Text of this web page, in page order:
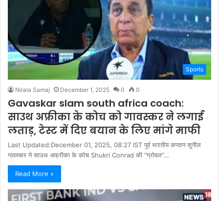
Sports
Nirala Samaj December 1, 2025 0 0
Gavaskar slam south africa coach:
साउथ अफ्रीका के कोच को गावस्कर ने लगाई
लताड़, टेस्ट में दिए बयान के लिए मांगे माफी
Last Updated:December 01, 2025, 08:27 IST पूर्व भारतीय कप्तान सुनील
गावस्कर ने साउथ अफ्रीका के कोच Shukri Conrad की “ग्रोवल”…
Read More »